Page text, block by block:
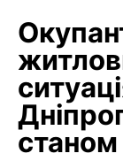
станом